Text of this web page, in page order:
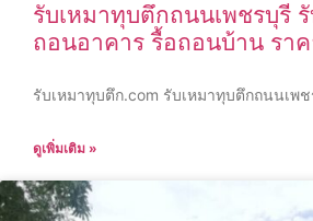
รับเหมาทุบตึกถนนเพชรบุรี
ถอนอาคาร รื้อถอนบ้าน รา
รับเหมาทุบตึก.com รับเหมาทุบตึกถนนเพ
ดูเพิ่มเติม »